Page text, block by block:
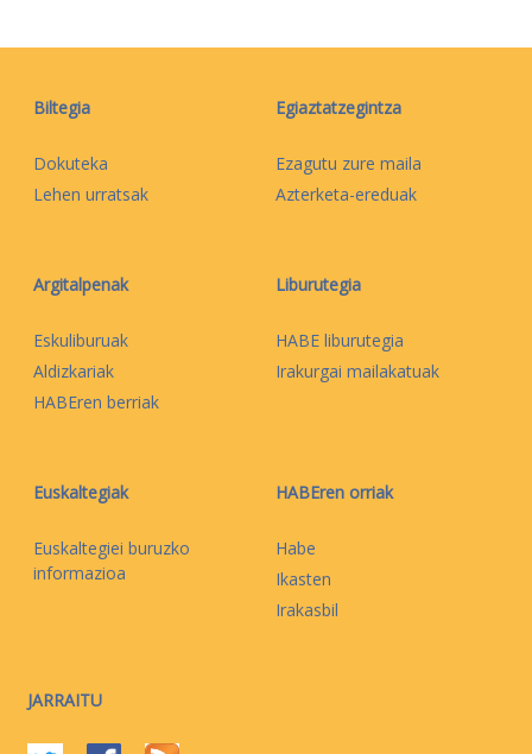
Biltegia
Dokuteka
Lehen urratsak
Egiaztatzegintza
Ezagutu zure maila
Azterketa-ereduak
Argitalpenak
Eskuliburuak
Aldizkariak
HABEren berriak
Liburutegia
HABE liburutegia
Irakurgai mailakatuak
Euskaltegiak
Euskaltegiei buruzko
informazioa
HABEren orriak
Habe
Ikasten
Irakasbil
JARRAITU